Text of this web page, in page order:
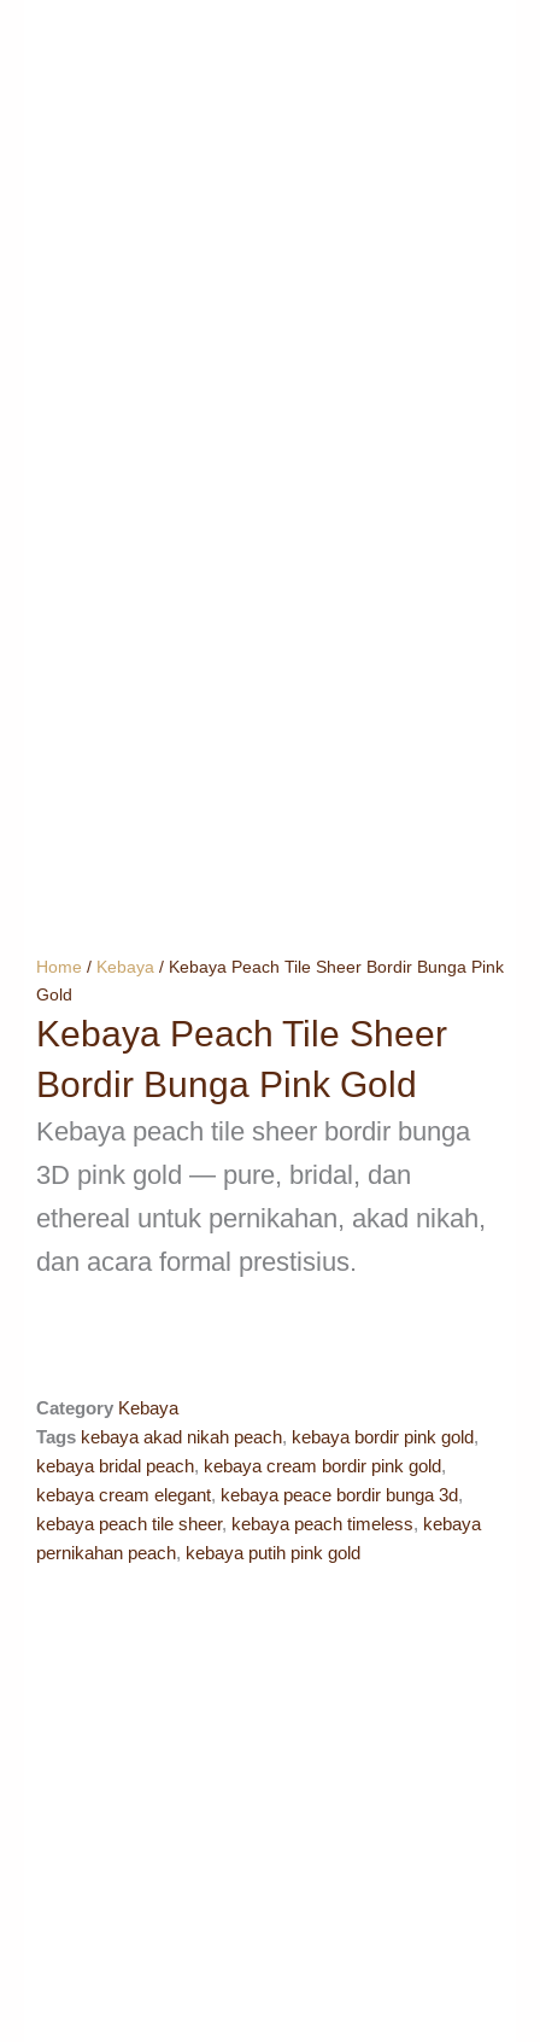
Home / Kebaya / Kebaya Peach Tile Sheer Bordir Bunga Pink
Gold
Kebaya Peach Tile Sheer
Bordir Bunga Pink Gold
Kebaya peach tile sheer bordir bunga
3D pink gold — pure, bridal, dan
ethereal untuk pernikahan, akad nikah,
dan acara formal prestisius.
Category Kebaya
Tags kebaya akad nikah peach, kebaya bordir pink gold,
kebaya bridal peach, kebaya cream bordir pink gold,
kebaya cream elegant, kebaya peace bordir bunga 3d,
kebaya peach tile sheer, kebaya peach timeless, kebaya
pernikahan peach, kebaya putih pink gold